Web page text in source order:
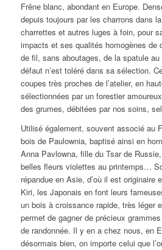
Frêne blanc, abondant en Europe.
depuis toujours par les charrons dans
charrettes et autres luges à foin, pour
impacts et ses qualités homogènes de
de fil, sans aboutages, de la spatule
défaut n’est toléré dans sa sélection.
coupes très proches de l’atelier, en
sélectionnées par un forestier
des grumes, débitées par nos soins,
Utilisé également, souvent associé au
bois de Paulownia, baptisé ainsi en
Anna Pavlowna, fille du Tsar de
belles fleurs violettes au printemps…
répandue en Asie, d’où il est originaire
Kiri, les Japonais en font leurs
un bois à croissance rapide, très léger
permet de gagner de précieux
de randonnée. Il y en a chez nous, en
désormais bien, on importe celui que